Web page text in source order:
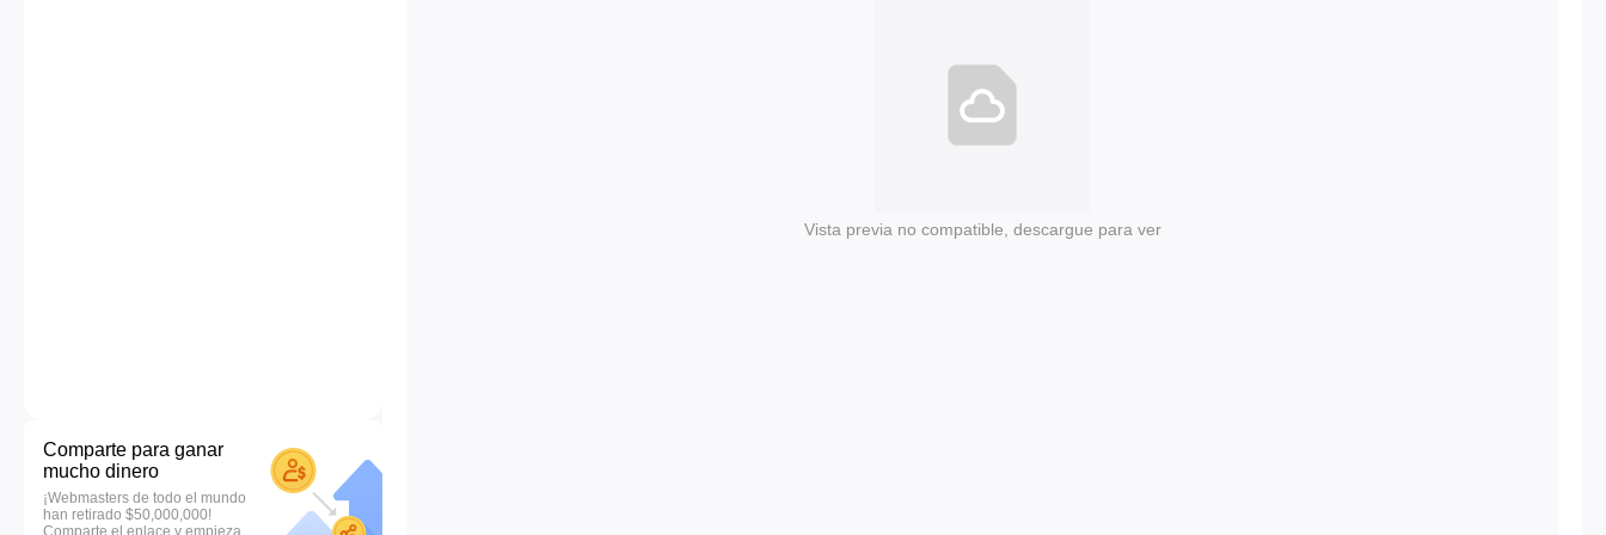
Comparte para ganar
mucho dinero
¡Webmasters de todo el mundo
han retirado $50,000,000!
Comparte el enlace y empieza
Vista previa no compatible, descargue para ver